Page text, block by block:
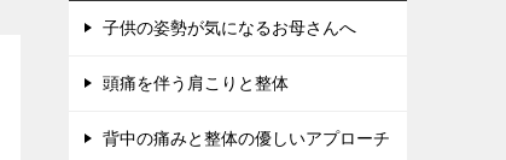
子供の姿勢が気になるお母さんへ
頭痛を伴う肩こりと整体
背中の痛みと整体の優しいアプローチ